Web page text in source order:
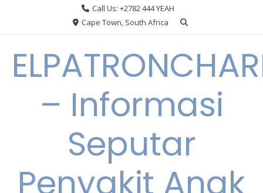
Call Us: +2782 444 YEAH
Cape Town, South Africa
– Informasi
Seputar
Penyakit Anak